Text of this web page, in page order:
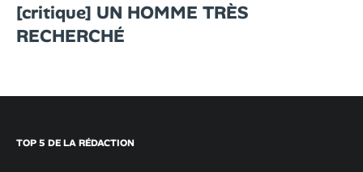
[critique] UN HOMME TRÈS
RECHERCHÉ
TOP 5 DE LA RÉDACTION